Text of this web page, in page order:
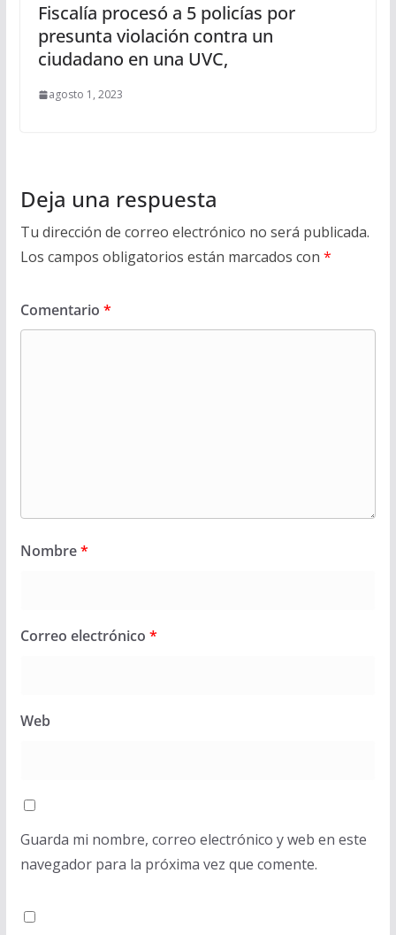
Fiscalía procesó a 5 policías por
presunta violación contra un
ciudadano en una UVC,
agosto 1, 2023
Deja una respuesta
Tu dirección de correo electrónico no será publicada.
Los campos obligatorios están marcados con *
Comentario *
Nombre*
Correo electrónico *
Web
Guarda mi nombre, correo electrónico y web en este
navegador para la próxima vez que comente.